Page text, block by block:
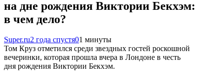
на дне рождения Виктории Бекхэм:
в чем дело?
Super.ru2 года спустя01 минуты
Том Круз отметился среди звездных гостей роскошной
вечеринки, которая прошла вчера в Лондоне в честь
дня рождения Виктории Бекхэм.